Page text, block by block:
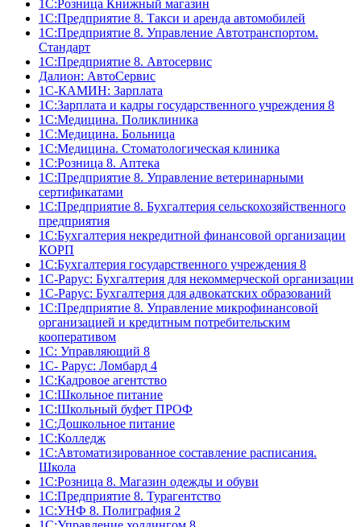
1С:Розница Книжный магазин
1C:Предприятие 8. Такси и аренда автомобилей
1С:Предприятие 8. Управление Автотранспортом.
Стандарт
1C:Предприятие 8. Автосервис
Далион: АвтоСервис
1С-КАМИН: Зарплата
1С:Зарплата и кадры государственного учреждения 8
1С:Медицина. Поликлиника
1С:Медицина. Больница
1С:Медицина. Стоматологическая клиника
1С:Розница 8. Аптека
1C:Предприятие 8. Управление ветеринарными
сертификатами
1С:Предприятие 8. Бухгалтерия сельскохозяйственного
предприятия
1C:Бухгалтерия некредитной финансовой организации
КОРП
1С:Бухгалтерия государственного учреждения 8
1С-Рарус: Бухгалтерия для некоммерческой организации
1С-Рарус: Бухгалтерия для адвокатских образований
1С:Предприятие 8. Управление микрофинансовой
организацией и кредитным потребительским
кооперативом
1С: Управляющий 8
1С- Рарус: Ломбард 4
1С:Кадровое агентство
1С:Школьное питание
1С:Школьный буфет ПРОФ
1C:Дошкольное питание
1С:Колледж
1С:Автоматизированное составление расписания.
Школа
1С:Розница 8. Магазин одежды и обуви
1С:Предприятие 8. Турагентство
1С:УНФ 8. Полиграфия 2